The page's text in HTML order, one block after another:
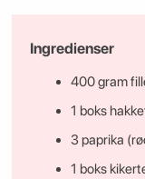
Ingredienser
400 gram
1 boks
3 paprika
1 boks